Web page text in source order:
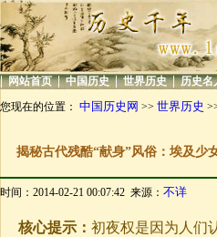
| 网站首页 | 中国历史 | 世界历史 | 历史名
您现在的位置： 中国历史网 >> 世界历史
揭秘古代残酷“献身”风俗：埃及少
时间：2014-02-21 00:07:42 来源： 不详
核心提示： 初夜权是因为人们